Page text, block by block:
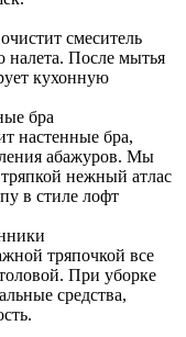
смеситель
налета. После мытья
кухонную
бра
настенные бра,
абажуров. Мы
нежный атлас
в стиле лофт
тряпочкой все
При уборке
средства,